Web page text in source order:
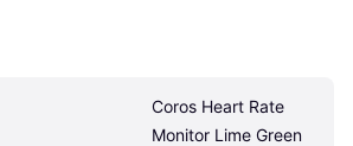
Coros Heart Rate
Monitor Lime Green